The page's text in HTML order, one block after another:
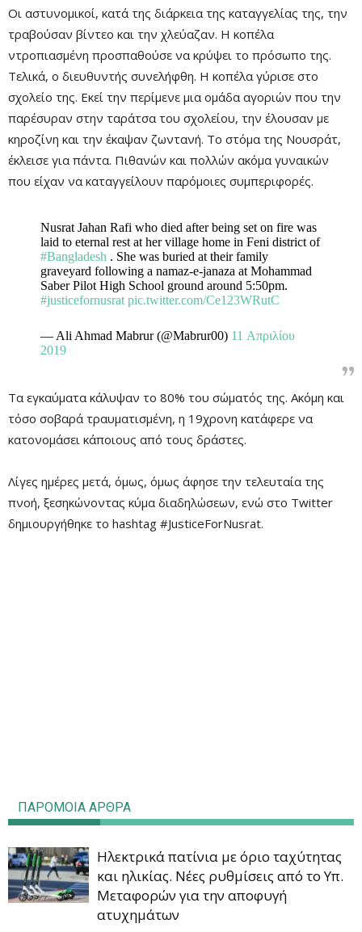
Remaining
Mute
Οι αστυνομικοί, κατά της διάρκεια της καταγγελίας της, την
τραβούσαν βίντεο και την χλεύαζαν. Η κοπέλα
ντροπιασμένη προσπαθούσε να κρύψει το πρόσωπο της.
Τελικά, ο διευθυντής συνελήφθη. Η κοπέλα γύρισε στο
σχολείο της. Εκεί την περίμενε μια ομάδα αγοριών που την
παρέσυραν στην ταράτσα του σχολείου, την έλουσαν με
κηροζίνη και την έκαψαν ζωντανή. Το στόμα της Νουσράτ,
έκλεισε για πάντα. Πιθανών και πολλών ακόμα γυναικών
που είχαν να καταγγείλουν παρόμοιες συμπεριφορές.
Nusrat Jahan Rafi who died after being set on fire was
laid to eternal rest at her village home in Feni district of
#Bangladesh . She was buried at their family
graveyard following a namaz-e-janaza at Mohammad
Saber Pilot High School ground around 5:50pm.
#justicefornusrat pic.twitter.com/Ce123WRutC
— Ali Ahmad Mabrur (@Mabrur00) 11 Απριλίου
2019
Τα εγκαύματα κάλυψαν το 80% του σώματός της. Ακόμη και
τόσο σοβαρά τραυματισμένη, η 19χρονη κατάφερε να
κατονομάσει κάποιους από τους δράστες.
Λίγες ημέρες μετά, όμως, όμως άφησε την τελευταία της
πνοή, ξεσηκώνοντας κύμα διαδηλώσεων, ενώ στο Twitter
δημιουργήθηκε το hashtag #JusticeForNusrat.
ΠΑΡΟΜΟΙΑ ΑΡΘΡΑ
Ηλεκτρικά πατίνια με όριο ταχύτητας
και ηλικίας. Νέες ρυθμίσεις από το Υπ.
Μεταφορών για την αποφυγή
ατυχημάτων